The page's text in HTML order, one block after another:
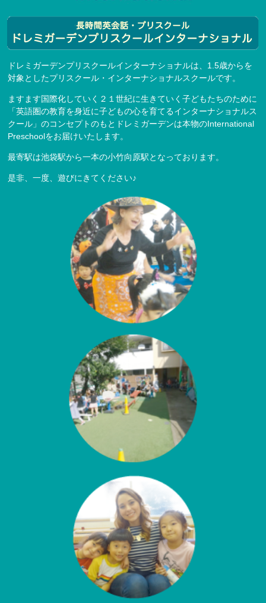
ドレミガーデンプリスクールインターナショナルは、1.5歳からを
対象としたプリスクール・インターナショナルスクールです。
ますます国際化していく２１世紀に生きていく子どもたちのために
「英語圏の教育を身近に子どもの心を育てるインターナショナルス
クール」のコンセプトのもとドレミガーデンは本物のInternational
Preschoolをお届けいたします。
最寄駅は池袋駅から一本の小竹向原駅となっております。
是非、一度、遊びにきてください♪